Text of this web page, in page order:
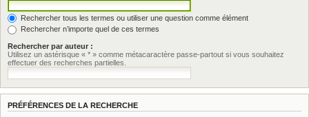
Rechercher tous les termes ou utiliser une question comme élément
Rechercher n’importe quel de ces termes
Rechercher par auteur :
Utilisez un astérisque « * » comme métacaractère passe-partout si vous souhaitez
effectuer des recherches partielles.
PRÉFÉRENCES DE LA RECHERCHE